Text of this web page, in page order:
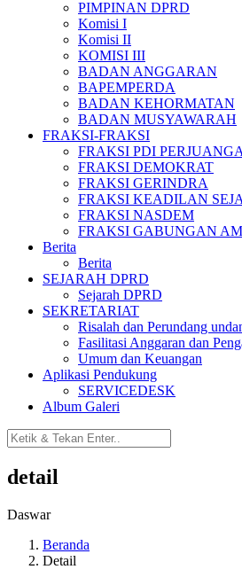
PIMPINAN DPRD
Komisi I
Komisi II
KOMISI III
BADAN ANGGARAN
BAPEMPERDA
BADAN KEHORMATAN
BADAN MUSYAWARAH
FRAKSI-FRAKSI
FRAKSI PDI
FRAKSI DEMOKRAT
FRAKSI GERINDRA
FRAKSI KEADILAN
FRAKSI NASDEM
FRAKSI GABUNGAN
Berita
Berita
SEJARAH DPRD
Sejarah DPRD
SEKRETARIAT
Risalah dan Perundang
Fasilitasi Anggaran dan
Umum dan Keuangan
Aplikasi Pendukung
SERVICEDESK
Album Galeri
detail
Daswar
Beranda
Detail